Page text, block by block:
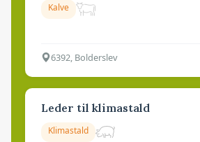
Kalve
6392, Bolderslev
Leder til klimastald
Klimastald